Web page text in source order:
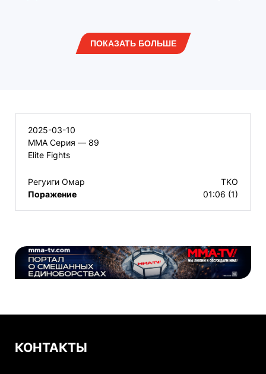
ПОКАЗАТЬ БОЛЬШЕ
2025-03-10
ММА Серия — 89
Elite Fights
Регуиги Омар
Поражение
TKO
01:06 (1)
КОНТАКТЫ